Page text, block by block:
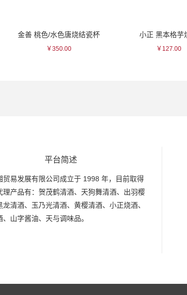
金善 桃色/水色唐烧结瓷杯
￥350.00
小正 黑本格芋
￥127.00
平台简述
贸易发展有限公司成立于 1998 年，目前取得
理产品有：贺茂鹤清酒、天狗舞清酒、出羽樱
龙清酒、玉乃光清酒、黄樱清酒、小正烧酒、
、山字酱油、天与调味品。